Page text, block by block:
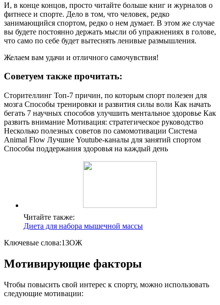
И, в конце концов, просто читайте больше книг и журналов о
фитнесе и спорте. Дело в том, что человек, редко
занимающийся спортом, редко о нем думает. В этом же случае
вы будете постоянно держать мысли об упражнениях в голове,
что само по себе будет вытеснять ленивые размышления.
Желаем вам удачи и отличного самочувствия!
Советуем также прочитать:
Сторителлинг Топ-7 причин, по которым спорт полезен для
мозга Способы тренировки и развития силы воли Как начать
бегать 7 научных способов улучшить ментальное здоровье Как
развить внимание Мотивация: стратегическое руководство
Несколько полезных советов по самомотивации Система
Animal Flow Лучшие Youtube-каналы для занятий спортом
Способы поддержания здоровья на каждый день
Читайте также:
Диета для набора мышечной массы
Ключевые слова:1ЗОЖ
Мотивирующие факторы
Чтобы повысить свой интерес к спорту, можно использовать
следующие мотивации: